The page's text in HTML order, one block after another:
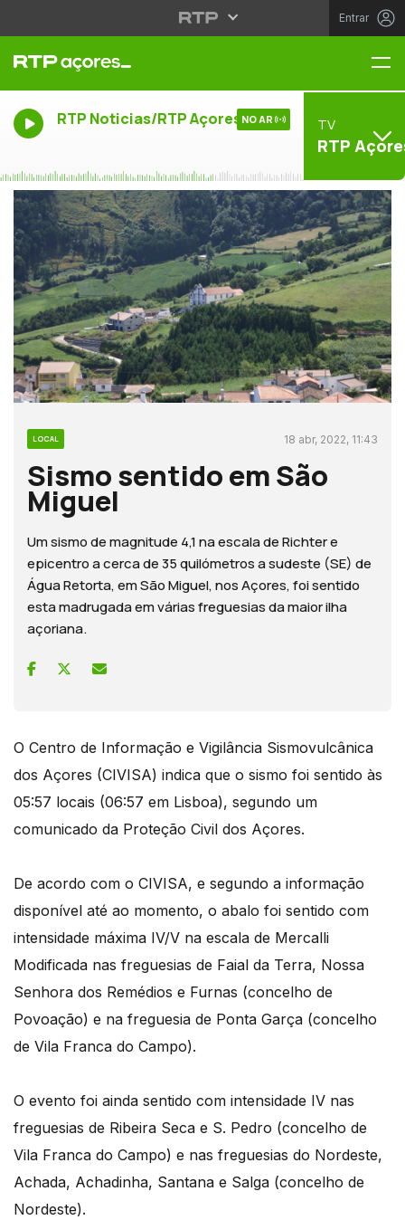
Entrar
RTP Noticias/RTP Açores NO AR TV
RTP
LOCAL 18 abr, 2022, 11:43
Sismo sentido em São
Miguel
Um sismo de magnitude 4,1 na escala de Richter e
epicentro a cerca de 35 quilómetros a sudeste (SE) de
Água Retorta, em São Miguel, nos Açores, foi sentido
esta madrugada em várias freguesias da maior ilha
açoriana.
O Centro de Informação e Vigilância Sismovulcânica
dos Açores (CIVISA) indica que o sismo foi sentido às
05:57 locais (06:57 em Lisboa), segundo um
comunicado da Proteção Civil dos Açores.
De acordo com o CIVISA, e segundo a informação
disponível até ao momento, o abalo foi sentido com
intensidade máxima IV/V na escala de Mercalli
Modificada nas freguesias de Faial da Terra, Nossa
Senhora dos Remédios e Furnas (concelho de
Povoação) e na freguesia de Ponta Garça (concelho
de Vila Franca do Campo).
O evento foi ainda sentido com intensidade IV nas
freguesias de Ribeira Seca e S. Pedro (concelho de
Vila Franca do Campo) e nas freguesias do Nordeste,
Achada, Achadinha, Santana e Salga (concelho de
Nordeste).